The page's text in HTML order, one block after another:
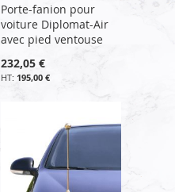
Porte-fanion pour
voiture Diplomat-Air
avec pied ventouse
232,05 €
195,00 €